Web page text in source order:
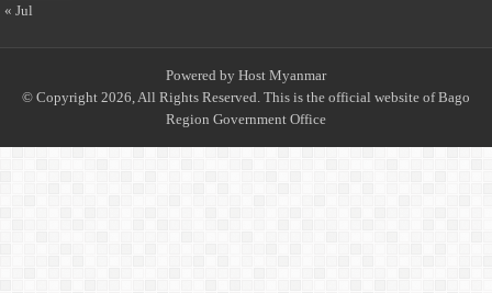
« Jul
Powered by Host Myanmar
© Copyright 2026, All Rights Reserved. This is the official website of Bago
Region Government Office